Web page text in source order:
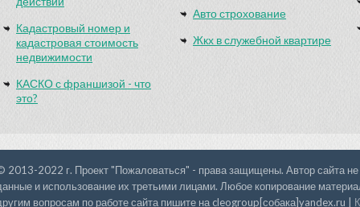
Кадастровый номер и
кадастровая стоимость
недвижимости
КАСКО с франшизой - что
это?
Авто строхование
Жкх в служебной квартире
2013-2022 г. Проект "Пожаловаться" - права защищены. Автор сайта не
и использование их третьими лицами. Любое копирование
вопросам по работе сайта пишите на cleogroup[собака]yandex.ru |